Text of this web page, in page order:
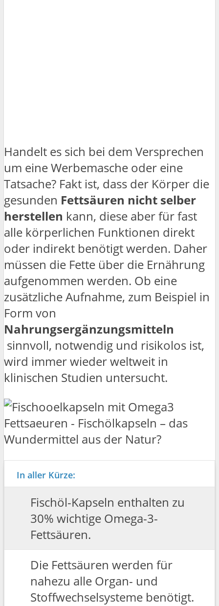
Handelt es sich bei dem Versprechen
um eine Werbemasche oder eine
Tatsache? Fakt ist, dass der Körper die
gesunden Fettsäuren nicht selber
herstellen kann, diese aber für fast
alle körperlichen Funktionen direkt
oder indirekt benötigt werden. Daher
müssen die Fette über die Ernährung
aufgenommen werden. Ob eine
zusätzliche Aufnahme, zum Beispiel in
Form von
Nahrungsergänzungsmitteln
sinnvoll, notwendig und risikolos ist,
wird immer wieder weltweit in
klinischen Studien untersucht.
Fischöl-Kapseln enthalten zu
30% wichtige Omega-3-
Fettsäuren.
Die Fettsäuren werden für
nahezu alle Organ- und
Stoffwechselsysteme benötigt.